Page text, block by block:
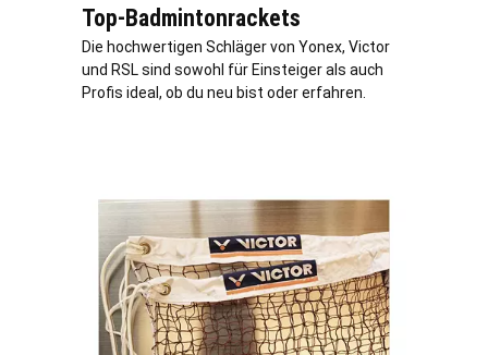
Top-Badmintonrackets
Die hochwertigen Schläger von Yonex, Victor
und RSL sind sowohl für Einsteiger als auch
Profis ideal, ob du neu bist oder erfahren.